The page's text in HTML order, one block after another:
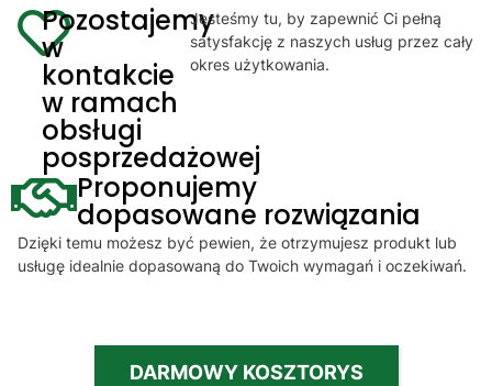
Pozostajemy
w
kontakcie
w ramach
obsługi
posprzedażowej
Jesteśmy tu, by zapewnić Ci pełną
satysfakcję z naszych usług przez cały
okres użytkowania.
Proponujemy
dopasowane rozwiązania
Dzięki temu możesz być pewien, że otrzymujesz produkt lub
usługę idealnie dopasowaną do Twoich wymagań i oczekiwań.
DARMOWY KOSZTORYS